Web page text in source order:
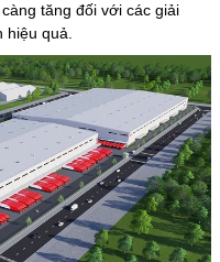
tăng đối với các giải
hiệu quả.